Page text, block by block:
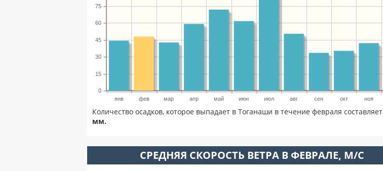
янв фев мар апр май июн июл авг сен окт ноя
0
15
30
45
60
75
Количество осадков, которое выпадает в Тоганаши в течение февраля составляет
мм.
СРЕДНЯЯ СКОРОСТЬ ВЕТРА В ФЕВРАЛЕ, М/С